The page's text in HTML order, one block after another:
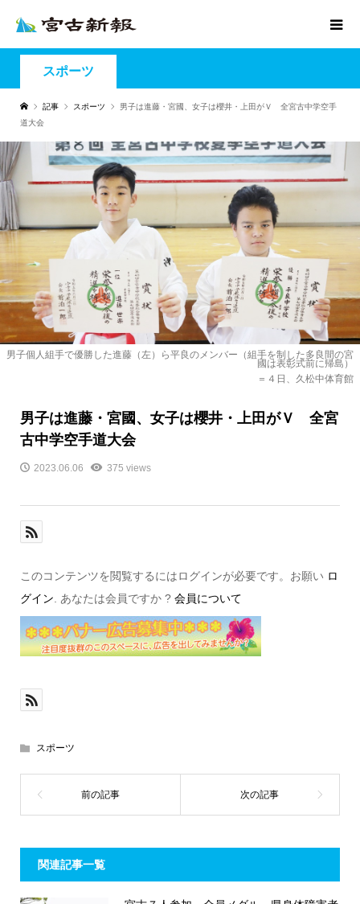
スポーツ
記事 スポーツ
男子は進藤・宮國、女子は櫻井・上田がＶ 全宮古中学空手
道大会
男子個人組手で優勝した進藤（左）ら平良のメンバー（組手を制した多良間の宮
國は表彰式前に帰島）
＝４日、久松中体育館
男子は進藤・宮國、女子は櫻井・上田がＶ 全宮
古中学空手道大会
2023.06.06 375 views
このコンテンツを閲覧するにはログインが必要です。お願い ロ
グイン . あなたは会員ですか ? 会員について
スポーツ
関連記事一覧